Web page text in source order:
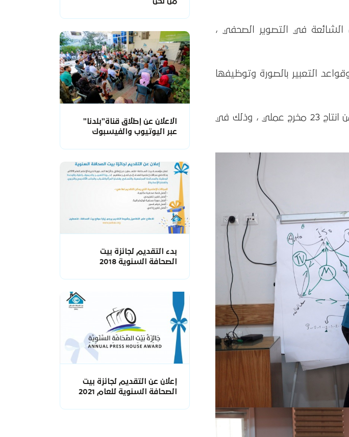
الشائعة في التصوير الصحفي ،
التعبير بالصورة وتوظيفها
وقبيل اختتام دورة التصوير الصحفي الميداني ، تمكن المشاركون من انتاج 23 مخرج عملي ، وذلك في
الاعلان عن إطلاق قناة"بلدنا"
عبر اليوتيوب والفيسبوك
بدء التقديم لجائزة بيت
الصحافة السنوية 2018
إعلان عن التقديم لجائزة بيت
الصحافة السنوية للعام 2021